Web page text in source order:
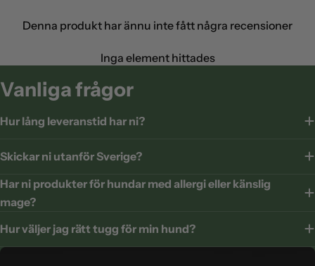
Denna produkt har ännu inte fått några recensioner
Inga element hittades
Vanliga frågor
Hur lång leveranstid har ni?
Skickar ni utanför Sverige?
Har ni produkter för hundar med allergi eller känslig
mage?
Hur väljer jag rätt tugg för min hund?